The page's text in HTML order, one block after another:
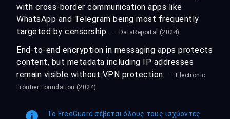
with cross-border communication apps like
WhatsApp and Telegram being most frequently
targeted by censorship.
— DataReportal (2024)
End-to-end encryption in messaging apps protects
content, but metadata including IP addresses
remain visible without VPN protection.
— Electronic
Frontier Foundation (2024)
Το FreeGuard σέβεται όλους τους ισχύοντες